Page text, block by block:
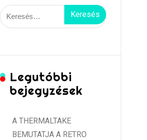
Keresés:
Legutóbbi
bejegyzések
A THERMALTAKE
BEMUTATJA A RETRO